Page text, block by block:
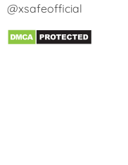
@xsafeofficial